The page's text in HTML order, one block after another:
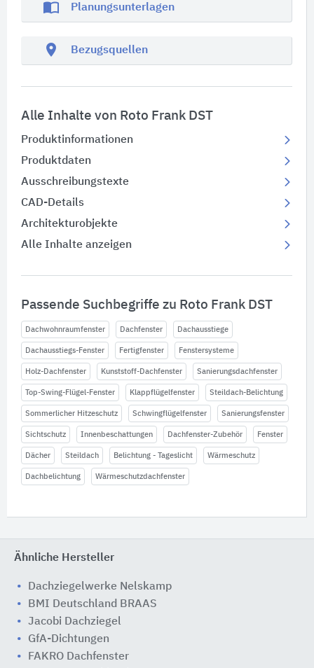
import_contacts Planungsunterlagen
location_on Bezugsquellen
Alle Inhalte von Roto Frank DST
Produktinformationen
Produktdaten
Ausschreibungstexte
CAD-Details
Architekturobjekte
Alle Inhalte anzeigen
Passende Suchbegriffe zu Roto Frank DST
Dachwohnraumfenster Dachfenster Dachausstiege
Dachausstiegs-Fenster Fertigfenster Fenstersysteme
Holz-Dachfenster Kunststoff-Dachfenster Sanierungsdachfenster
Top-Swing-Flügel-Fenster Klappflügelfenster Steildach-Belichtung
Sommerlicher Hitzeschutz Schwingflügelfenster Sanierungsfenster
Sichtschutz Innenbeschattungen Dachfenster-Zubehör Fenster
Dächer Steildach Belichtung - Tageslicht Wärmeschutz
Dachbelichtung Wärmeschutzdachfenster
Ähnliche Hersteller
Dachziegelwerke Nelskamp
BMI Deutschland BRAAS
Jacobi Dachziegel
GfA-Dichtungen
FAKRO Dachfenster